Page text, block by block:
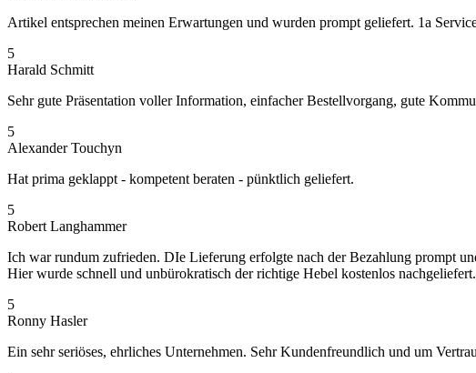
Artikel entsprechen meinen Erwartungen und wurden prompt geliefert. 1a
5
Harald Schmitt
Sehr gute Präsentation voller Information, einfacher Bestellvorgang, gute
5
Alexander Touchyn
Hat prima geklappt - kompetent beraten - pünktlich geliefert.
5
Robert Langhammer
Ich war rundum zufrieden. DIe Lieferung erfolgte nach der Bezahlung prompt
Hier wurde schnell und unbürokratisch der richtige Hebel kostenlos
5
Ronny Hasler
Ein sehr seriöses, ehrliches Unternehmen. Sehr Kundenfreundlich und um